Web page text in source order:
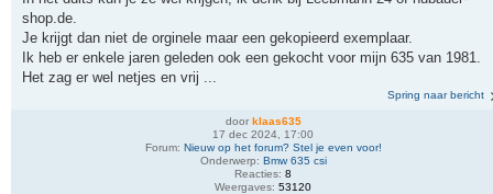
shop.de.
Je krijgt dan niet de orginele maar een gekopieerd exemplaar.
Ik heb er enkele jaren geleden ook een gekocht voor mijn 635 van 1981.
Het zag er wel netjes en vrij ...
Spring naar bericht
door klaas635
17 dec 2024, 17:00
Forum: Nieuw op het forum? Stel je even voor!
Onderwerp: Bmw 635 csi
Reacties: 8
Weergaves: 53120